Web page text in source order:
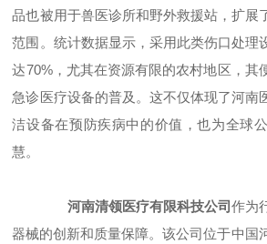
品也被用于兽医诊所和野外救援站，扩展
范围。统计数据显示，采用此类伤口处理
达70%，尤其在资源有限的农村地区，其
急诊医疗设备的普及。这不仅体现了河南
洁设备在预防疾病中的价值，也为全球
慧。
河南清领医疗有限科技公司作为
器械的创新和质量保障。该公司位于中国